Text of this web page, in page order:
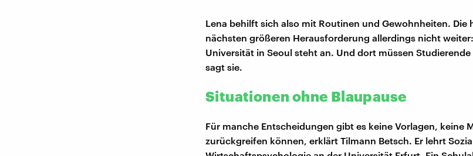
Lena behilft sich also mit Routinen und Gewohnheiten. Die
nächsten größeren Herausforderung allerdings nicht
Universität in Seoul steht an. Und dort müssen Studierende
sagt sie.
Situationen ohne Blaupause
Für manche Entscheidungen gibt es keine Vorlagen, keine
zurückgreifen können, erklärt Tilmann Betsch. Er lehrt